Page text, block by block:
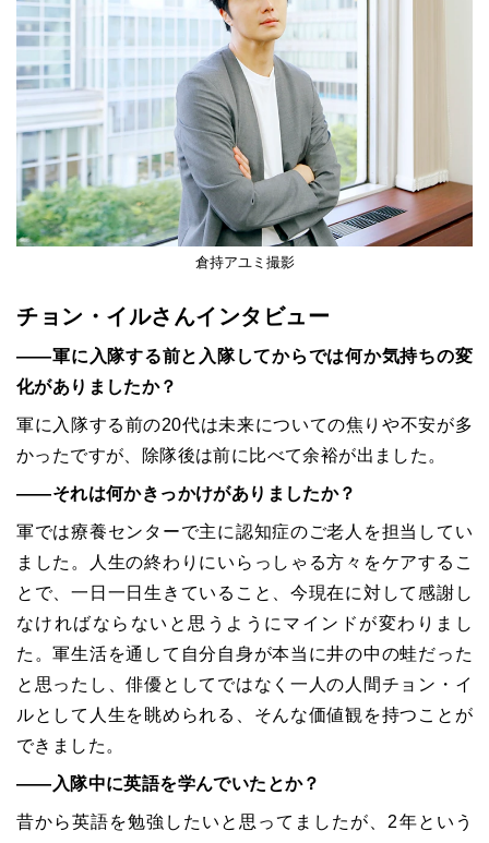
倉持アユミ撮影
チョン・イルさんインタビュー
――軍に入隊する前と入隊してからでは何か気持ちの変
化がありましたか？
軍に入隊する前の20代は未来についての焦りや不安が多
かったですが、除隊後は前に比べて余裕が出ました。
――それは何かきっかけがありましたか？
軍では療養センターで主に認知症のご老人を担当してい
ました。人生の終わりにいらっしゃる方々をケアするこ
とで、一日一日生きていること、今現在に対して感謝し
なければならないと思うようにマインドが変わりまし
た。軍生活を通して自分自身が本当に井の中の蛙だった
と思ったし、俳優としてではなく一人の人間チョン・イ
ルとして人生を眺められる、そんな価値観を持つことが
できました。
――入隊中に英語を学んでいたとか？
昔から英語を勉強したいと思ってましたが、2年という